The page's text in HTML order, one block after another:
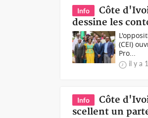
Info
Côte
dessine les
(CEI)
Pro...
il y a
Info
Côte
scellent un